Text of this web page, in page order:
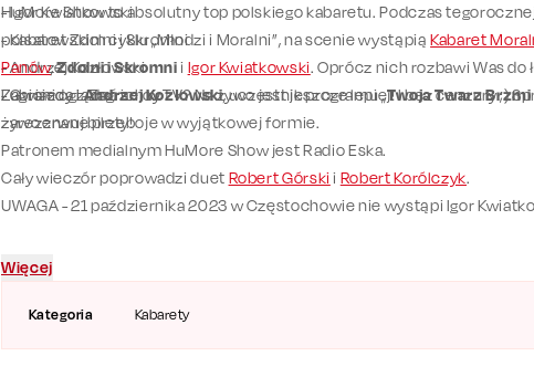
Kategoria Kabarety
- Igor Kwiatkowski
- Kabaret Zdolni i Skromni
- Andrzej Kozłowski
- Gwiazda z Zagranicy
HuMore Show to absolutny top polskiego kabaretu. Podczas
polsatowskim cyklu „Młodzi i Moralni”, na scenie wystąpiąKabaret
Panów,Zdolni i Skromnii Igor Kwiatkowski. Oprócz nich rozbawi Was do
Zagranicy iAndrzej Kozłowski, uczestnik programu „Twoja Twarz
żywo znane przeboje w wyjątkowej formie.
Cały wieczór poprowadzi duet Robert Górskii Robert Korólczyk.
Lubicie oglądać ich w TV? Na żywo jest jeszcze lepiej! I bez cenzury ;)
zarezerwuj bilety!
Patronem medialnym HuMore Show jest Radio Eska.
UWAGA - 21 października 2023 w Częstochowie nie wystąpi Igor
Więcej